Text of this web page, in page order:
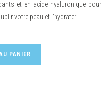
et en acide hyaluronique pour
votre peau et l’hydrater.
PANIER